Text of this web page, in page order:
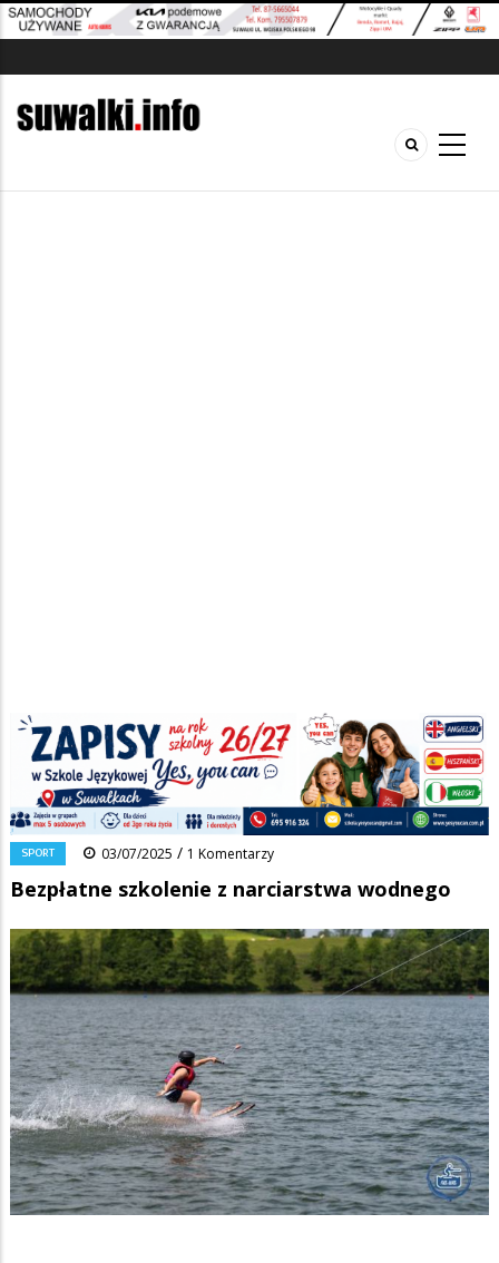
Ścieżka
nawigacyjna
Strona główna/Wiadomości /Sport/
Bezpłatne szkolenie z narciarstwa wodnego
Facebook PinterestTumblr
0 Reddit Share
SPORT 03/07/2025 / 1 Komentarzy
Bezpłatne szkolenie z narciarstwa wodnego